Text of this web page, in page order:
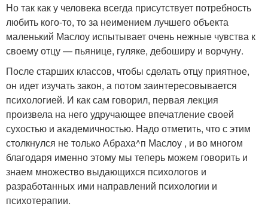
Но так как у человека всегда присутствует потребность
любить кого-то, то за неимением лучшего объекта
маленький Маслоу испытывает очень нежные чувства к
своему отцу — пьянице, гуляке, дебоширу и ворчуну.
После старших классов, чтобы сделать отцу приятное,
он идет изучать закон, а потом заинтересовывается
психологией. И как сам говорил, первая лекция
произвела на него удручающее впечатление своей
сухостью и академичностью. Надо отметить, что с этим
столкнулся не только Абраха^п Маслоу , и во многом
благодаря именно этому мы теперь можем говорить и
знаем множество выдающихся психологов и
разработанных ими направлений психологии и
психотерапии.